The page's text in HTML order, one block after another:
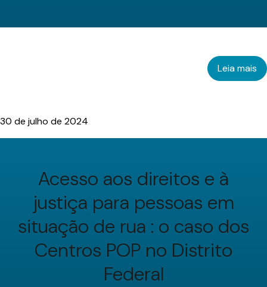
Leia mais
30 de julho de 2024
Acesso aos direitos e à
justiça para pessoas em
situação de rua : o caso dos
Centros POP no Distrito
Federal